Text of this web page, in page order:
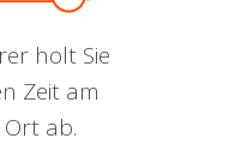
holt Sie
Zeit am
ab.